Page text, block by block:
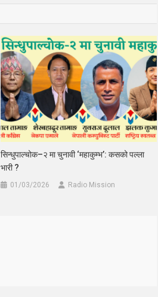
सिन्धुपाल्चोक–२ मा चुनावी ‘महाकुम्भ’: कसको पल्ला
भारी ?
01/03/2026 Radio Mission